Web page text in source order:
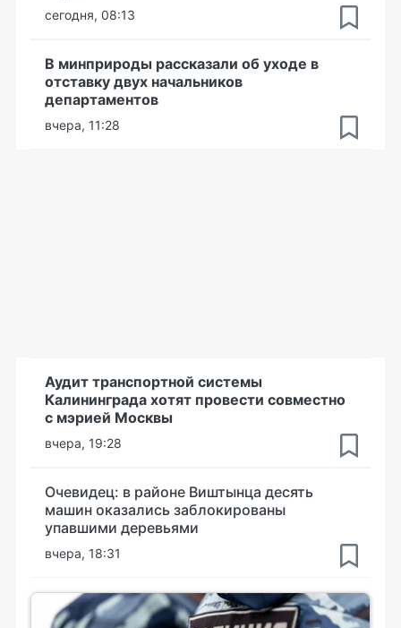
сегодня, 08:13
В минприроды рассказали об уходе в
отставку двух начальников
департаментов
вчера, 11:28
Аудит транспортной системы
Калининграда хотят провести совместно
с мэрией Москвы
вчера, 19:28
Очевидец: в районе Виштынца десять
машин оказались заблокированы
упавшими деревьями
вчера, 18:31